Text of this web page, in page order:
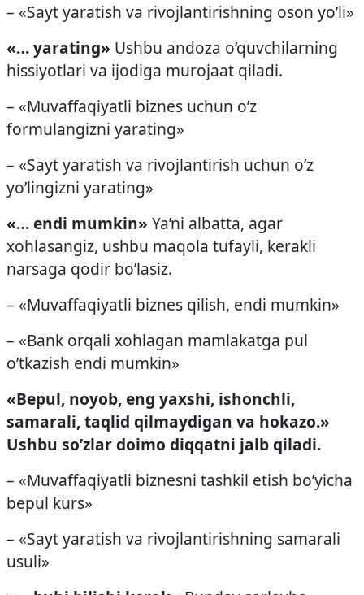
– «Sayt yaratish va rivojlantirishning oson yo’li»
«… yarating» Ushbu andoza o’quvchilarning
hissiyotlari va ijodiga murojaat qiladi.
– «Muvaffaqiyatli biznes uchun o’z
formulangizni yarating»
– «Sayt yaratish va rivojlantirish uchun o’z
yo’lingizni yarating»
«… endi mumkin» Ya’ni albatta, agar
xohlasangiz, ushbu maqola tufayli, kerakli
narsaga qodir bo’lasiz.
– «Muvaffaqiyatli biznes qilish, endi mumkin»
– «Bank orqali xohlagan mamlakatga pul
o’tkazish endi mumkin»
«Bepul, noyob, eng yaxshi, ishonchli,
samarali, taqlid qilmaydigan va hokazo.»
Ushbu so’zlar doimo diqqatni jalb qiladi.
– «Muvaffaqiyatli biznesni tashkil etish bo’yicha
bepul kurs»
– «Sayt yaratish va rivojlantirishning samarali
usuli»